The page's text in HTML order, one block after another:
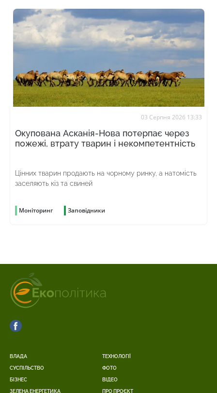
03 Серпня 2026 13:33
Окупована Асканія-Нова потерпає через
пожежі, втрату тварин і некомпетентність
Цінних тварин продають на чорному ринку, а натомість
заселяють кіз та свиней
Моніторинг Заповідники
ВЛАДА
СУСПІЛЬСТВО
БІЗНЕС
ЗЕЛЕНА ЕНЕРГЕТИКА
ТЕХНОЛОГІЇ
ФОТО
ВІДЕО
ПРО ПРОЄКТ